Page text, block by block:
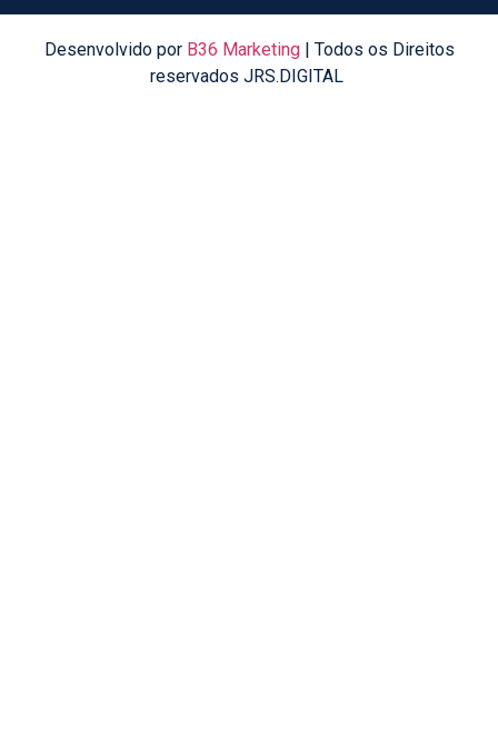
Desenvolvido por B36 Marketing| Todos os Direitos
reservados JRS.DIGITAL